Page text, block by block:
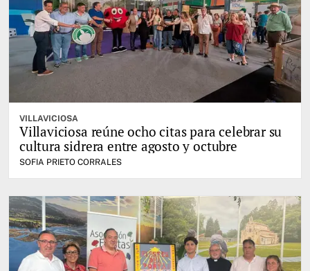
VILLAVICIOSA
Villaviciosa reúne ocho citas para celebrar su
cultura sidrera entre agosto y octubre
SOFIA PRIETO CORRALES